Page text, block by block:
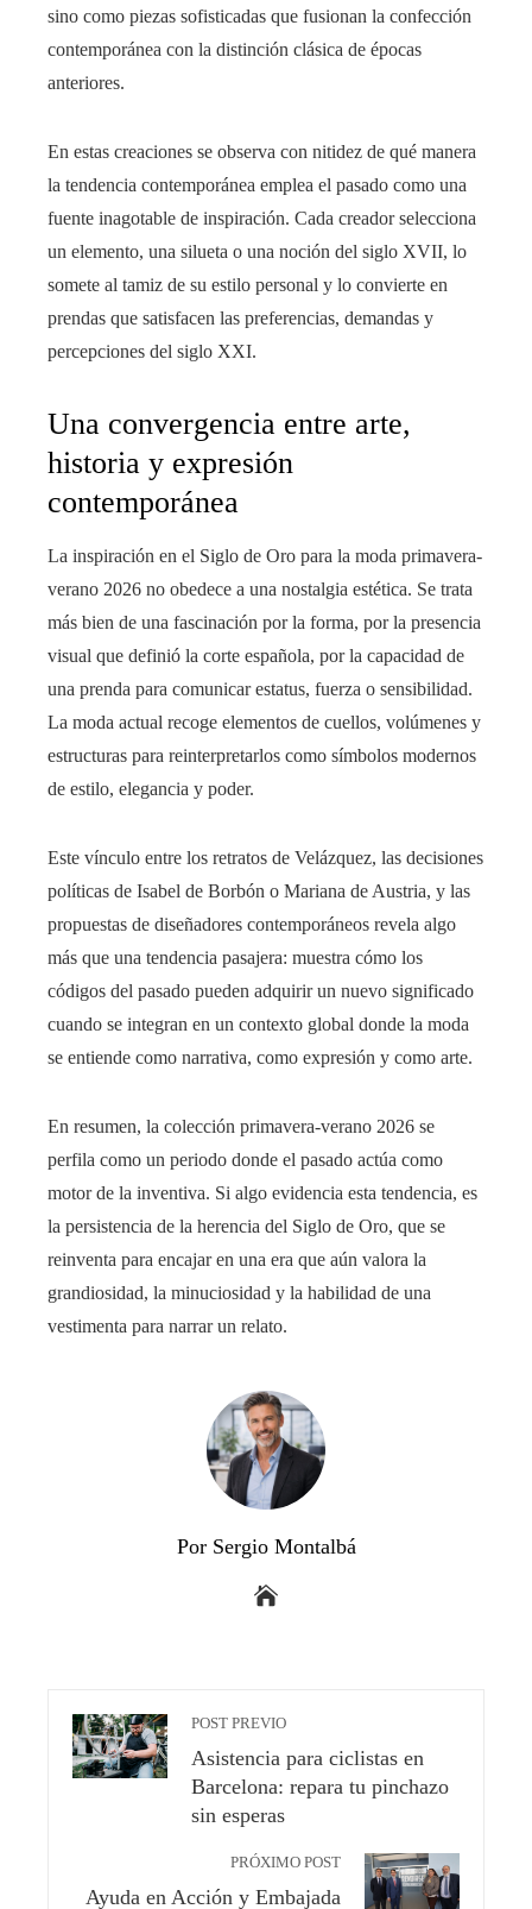
sino como piezas sofisticadas que fusionan la confección
contemporánea con la distinción clásica de épocas
anteriores.
En estas creaciones se observa con nitidez de qué manera
la tendencia contemporánea emplea el pasado como una
fuente inagotable de inspiración. Cada creador selecciona
un elemento, una silueta o una noción del siglo XVII, lo
somete al tamiz de su estilo personal y lo convierte en
prendas que satisfacen las preferencias, demandas y
percepciones del siglo XXI.
Una convergencia entre arte,
historia y expresión
contemporánea
La inspiración en el Siglo de Oro para la moda primavera-
verano 2026 no obedece a una nostalgia estética. Se trata
más bien de una fascinación por la forma, por la presencia
visual que definió la corte española, por la capacidad de
una prenda para comunicar estatus, fuerza o sensibilidad.
La moda actual recoge elementos de cuellos, volúmenes y
estructuras para reinterpretarlos como símbolos modernos
de estilo, elegancia y poder.
Este vínculo entre los retratos de Velázquez, las decisiones
políticas de Isabel de Borbón o Mariana de Austria, y las
propuestas de diseñadores contemporáneos revela algo
más que una tendencia pasajera: muestra cómo los
códigos del pasado pueden adquirir un nuevo significado
cuando se integran en un contexto global donde la moda
se entiende como narrativa, como expresión y como arte.
En resumen, la colección primavera-verano 2026 se
perfila como un periodo donde el pasado actúa como
motor de la inventiva. Si algo evidencia esta tendencia, es
la persistencia de la herencia del Siglo de Oro, que se
reinventa para encajar en una era que aún valora la
grandiosidad, la minuciosidad y la habilidad de una
vestimenta para narrar un relato.
Por Sergio Montalbá
POST PREVIO
Asistencia para ciclistas en
Barcelona: repara tu pinchazo
sin esperas
PRÓXIMO POST
Ayuda en Acción y Embajada